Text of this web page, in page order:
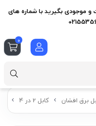
برق افشان کابل 2 در 4
و موجودی بگیرید با شماره های
0